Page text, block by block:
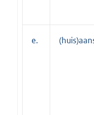
e.